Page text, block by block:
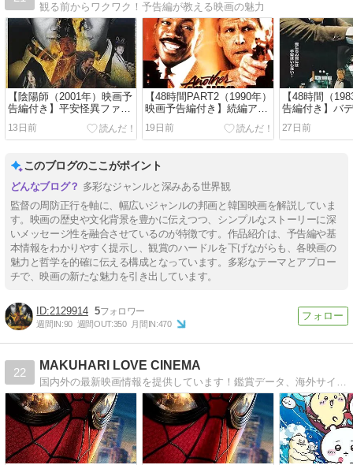
観る前からワクワク！予告編が教える映画の魅力
【陰陽師（2001年）映画予
告編付き】平安怪異ファン
タジー感想レビュー
13日前
【48時間PART2（1990年）
映画予告編付き】続編アク
ションレビュー
19日前
【48時間（
告編付き】バ
点レビュー
27日前
このブログのここがポイント
多彩なジャンルと深みある世界観
監督の周防正行を軸に、幅広いジャンルの邦画と韓国映画を解説していま
す。映画の歴史や文化背景を豊かに伝えつつ、シンプルなストーリーに深
いメッセージ性を融合させているのが特徴です。作品紹介は、予告編や基
本情報をわかりやすく提示し、観賞のハードルを下げながらも、各映画の
魅力と哲学を的確に伝える構成となっています。多彩なテーマとアプロー
チで、映画の新たな魅力を引き出しています。
2129914 5
週間IN:90 週間OUT:350 月間IN:470
22
MAKUHARI LOVE CINEMA